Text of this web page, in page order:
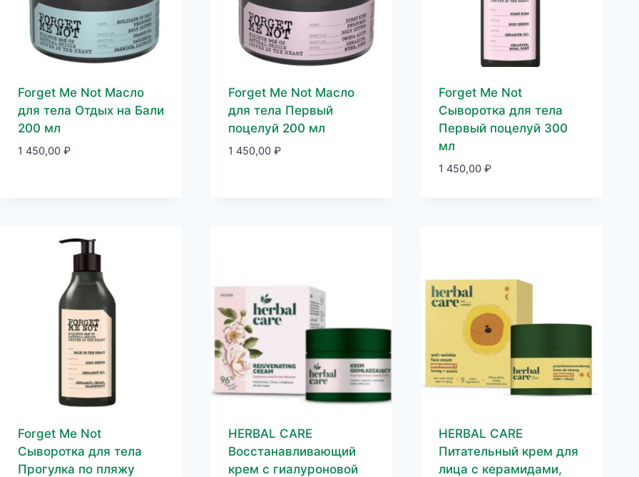
Forget Me Not Масло
для тела Отдых на Бали
200 мл
1 450,00 ₽
Forget Me Not Масло
для тела Первый
поцелуй 200 мл
1 450,00 ₽
Forget Me Not
Сыворотка для тела
Первый поцелуй 300
мл
1 450,00 ₽
Forget Me Not
Сыворотка для тела
Прогулка по пляжу
HERBAL CARE
Восстанавливающий
крем с гиалуроновой
HERBAL CARE
Питательный крем для
лица с керамидами,